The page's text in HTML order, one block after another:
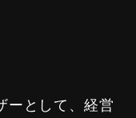
ーとして、経営